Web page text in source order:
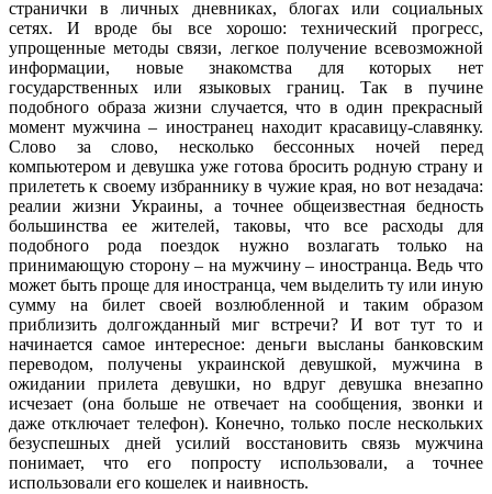
странички в личных дневниках, блогах или социальных
сетях. И вроде бы все хорошо: технический прогресс,
упрощенные методы связи, легкое получение всевозможной
информации, новые знакомства для которых нет
государственных или языковых границ. Так в пучине
подобного образа жизни случается, что в один прекрасный
момент мужчина – иностранец находит красавицу-славянку.
Слово за слово, несколько бессонных ночей перед
компьютером и девушка уже готова бросить родную страну и
прилететь к своему избраннику в чужие края, но вот незадача:
реалии жизни Украины, а точнее общеизвестная бедность
большинства ее жителей, таковы, что все расходы для
подобного рода поездок нужно возлагать только на
принимающую сторону – на мужчину – иностранца. Ведь что
может быть проще для иностранца, чем выделить ту или иную
сумму на билет своей возлюбленной и таким образом
приблизить долгожданный миг встречи? И вот тут то и
начинается самое интересное: деньги высланы банковским
переводом, получены украинской девушкой, мужчина в
ожидании прилета девушки, но вдруг девушка внезапно
исчезает (она больше не отвечает на сообщения, звонки и
даже отключает телефон). Конечно, только после нескольких
безуспешных дней усилий восстановить связь мужчина
понимает, что его попросту использовали, а точнее
использовали его кошелек и наивность.